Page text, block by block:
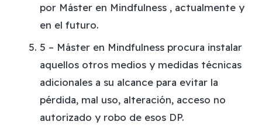
por Máster en Mindfulness , actualmente y
en el futuro.
5 – Máster en Mindfulness procura instalar
aquellos otros medios y medidas técnicas
adicionales a su alcance para evitar la
pérdida, mal uso, alteración, acceso no
autorizado y robo de esos DP.